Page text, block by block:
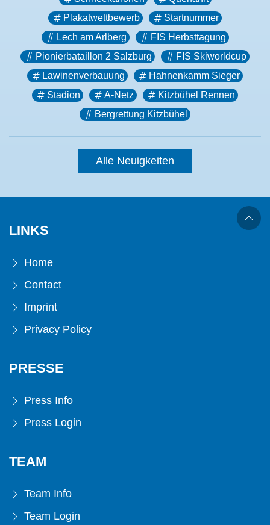
Plakatwettbewerb
Startnummer
Lech am Arlberg
FIS Herbsttagung
Pionierbataillon 2 Salzburg
FIS Skiworldcup
Lawinenverbauung
Hahnenkamm Sieger
Stadion
A-Netz
Kitzbühel Rennen
Bergrettung Kitzbühel
Alle Neuigkeiten
LINKS
Home
Contact
Imprint
Privacy Policy
PRESSE
Press Info
Press Login
TEAM
Team Info
Team Login